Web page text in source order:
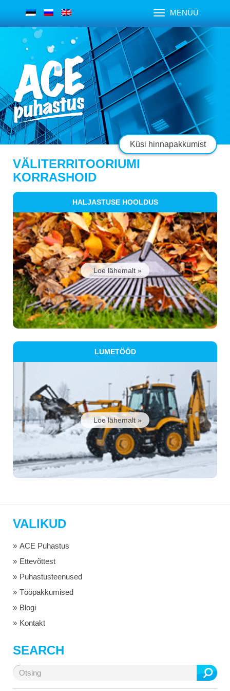
MENÜÜ
Küsi hinnapakkumist
VÄLITERRITOORIUMI
KORRASHOID
HALJASTUSE HOOLDUS
Loe lähemalt »
LUMETÖÖD
Loe lähemalt »
VALIKUD
ACE Puhastus
Ettevõttest
Puhastusteenused
Tööpakkumised
Blogi
Kontakt
SEARCH
Otsi: